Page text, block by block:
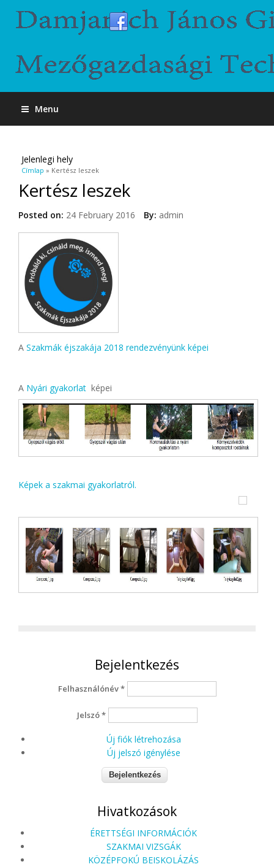
Menu
Jelenlegi hely
Címlap » Kertész leszek
Kertész leszek
Posted on: 24 February 2016 By: admin
A Szakmák éjszakája 2018 rendezvényünk képei
A Nyári gyakorlat képei
Képek a szakmai gyakorlatról.
Bejelentkezés
Felhasználónév*
Jelszó*
Új fiók létrehozása
Új jelszó igénylése
Hivatkozások
ÉRETTSÉGI INFORMÁCIÓK
SZAKMAI VIZSGÁK
KÖZÉPFOKÚ BEISKOLÁZÁS